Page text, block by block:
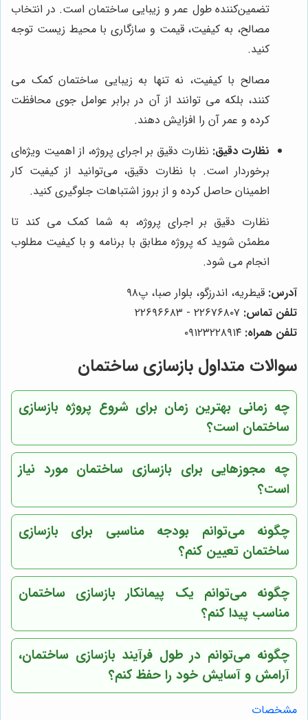
تضمین‌کننده طول عمر و زیبایی ساختمان است. در انتخاب
مصالح، به کیفیت، قیمت و سازگاری با محیط زیست توجه
کنید.
مصالح با کیفیت، نه تنها به زیبایی ساختمان کمک می
کنند، بلکه می توانند از آن در برابر عوامل جوی محافظت
کرده و عمر آن را افزایش دهند.
نظارت دقیق: نظارت دقیق بر اجرای پروژه، از اهمیت ویژه‌ای
برخوردار است. با نظارت دقیق، می‌توانید از کیفیت کار
اطمینان حاصل کرده و از بروز اشتباهات جلوگیری کنید.
نظارت دقیق بر اجرای پروژه، به شما کمک می کند تا
مطمئن شوید که پروژه مطابق با برنامه و با کیفیت مطلوب
انجام می شود.
آدرس: قیطریه، اندرزگو، بلوار صبا، پ۹۸
تلفن تماس:
تلفن همراه:
سوالات متداول بازسازی ساختمان
چه زمانی بهترین زمان برای شروع پروژه بازسازی
ساختمان است؟
چه مجوزهایی برای بازسازی ساختمان مورد نیاز
است؟
چگونه می‌توانم بودجه مناسبی برای بازسازی
ساختمان تعیین کنم؟
چگونه می‌توانم یک پیمانکار بازسازی ساختمان
مناسب پیدا کنم؟
چگونه می‌توانم در طول فرآیند بازسازی ساختمان،
آرامش و آسایش خود را حفظ کنم؟
مشخصات